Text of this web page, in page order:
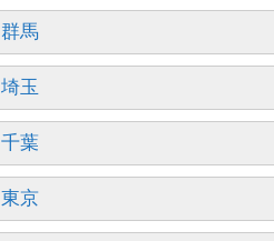
群馬
埼玉
千葉
東京